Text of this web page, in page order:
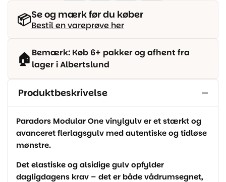
📦Se og mærk før du køber
Bestil en vareprøve her
🏠 Bemærk: Køb 6+ pakker og afhent fra
lager i Albertslund
Produktbeskrivelse
Paradors Modular One vinylgulv er et stærkt og
avanceret flerlagsgulv med autentiske og tidløse
mønstre.
Det elastiske og alsidige gulv opfylder
dagligdagens krav – det er både vådrumsegnet,